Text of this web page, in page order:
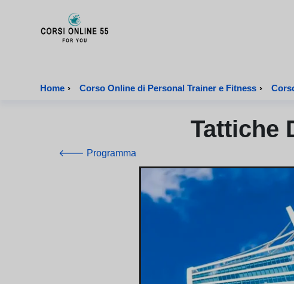
Home › Corso Online di Personal Trainer e Fitness ›
Tattiche
🡐 Programma